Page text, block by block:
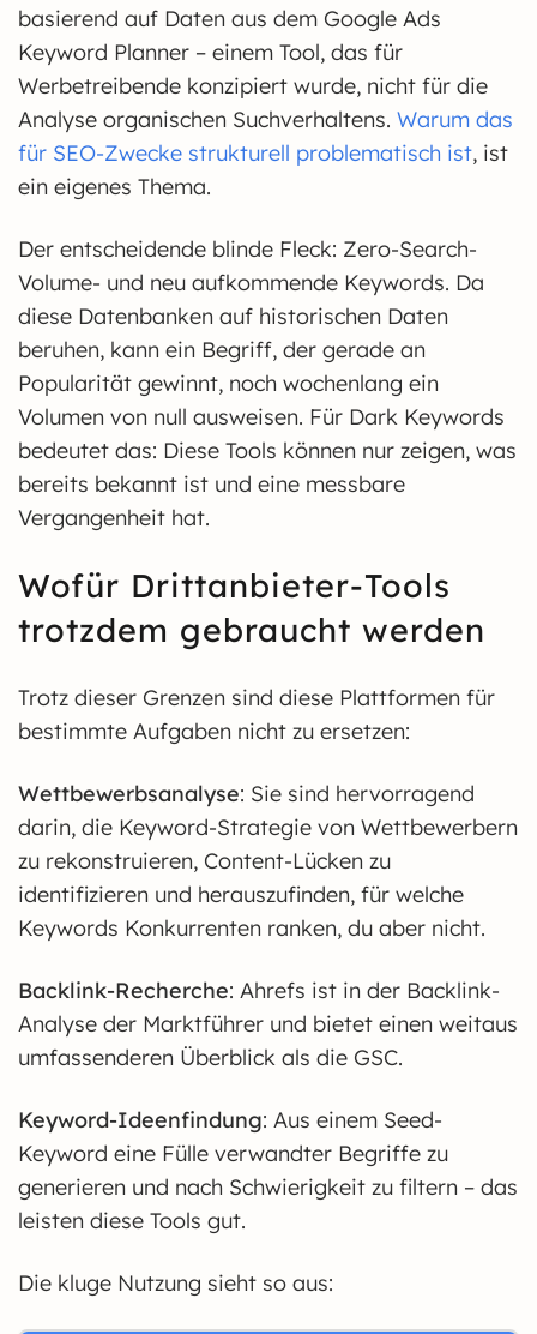
basierend auf Daten aus dem Google Ads
Keyword Planner – einem Tool, das für
Werbetreibende konzipiert wurde, nicht für die
Analyse organischen Suchverhaltens. Warum das
für SEO-Zwecke strukturell problematisch ist, ist
ein eigenes Thema.
Der entscheidende blinde Fleck: Zero-Search-
Volume- und neu aufkommende Keywords. Da
diese Datenbanken auf historischen Daten
beruhen, kann ein Begriff, der gerade an
Popularität gewinnt, noch wochenlang ein
Volumen von null ausweisen. Für Dark Keywords
bedeutet das: Diese Tools können nur zeigen, was
bereits bekannt ist und eine messbare
Vergangenheit hat.
Wofür Drittanbieter-Tools
trotzdem gebraucht werden
Trotz dieser Grenzen sind diese Plattformen für
bestimmte Aufgaben nicht zu ersetzen:
Wettbewerbsanalyse: Sie sind hervorragend
darin, die Keyword-Strategie von Wettbewerbern
zu rekonstruieren, Content-Lücken zu
identifizieren und herauszufinden, für welche
Keywords Konkurrenten ranken, du aber nicht.
Backlink-Recherche: Ahrefs ist in der Backlink-
Analyse der Marktführer und bietet einen weitaus
umfassenderen Überblick als die GSC.
Keyword-Ideenfindung: Aus einem Seed-
Keyword eine Fülle verwandter Begriffe zu
generieren und nach Schwierigkeit zu filtern – das
leisten diese Tools gut.
Die kluge Nutzung sieht so aus: